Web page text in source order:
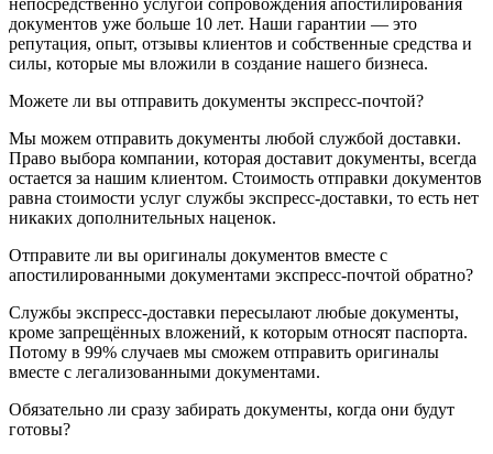
документов уже больше 10 лет. Наши гарантии — это
репутация, опыт, отзывы клиентов и собственные средства и
силы, которые мы вложили в создание нашего бизнеса.
Можете ли вы отправить документы экспресс-почтой?
Мы можем отправить документы любой службой доставки.
Право выбора компании, которая доставит документы, всегда
остается за нашим клиентом. Стоимость отправки документов
равна стоимости услуг службы экспресс-доставки, то есть нет
никаких дополнительных наценок.
Отправите ли вы оригиналы документов вместе с
апостилированными документами экспресс-почтой обратно?
Службы экспресс-доставки пересылают любые документы,
кроме запрещённых вложений, к которым относят паспорта.
Потому в 99% случаев мы сможем отправить оригиналы
вместе с легализованными документами.
Обязательно ли сразу забирать документы, когда они будут
готовы?